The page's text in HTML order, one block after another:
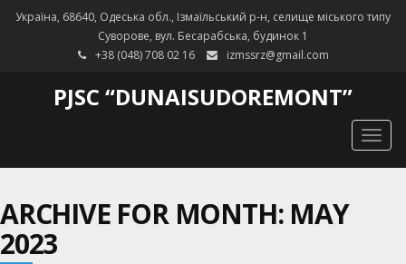
Україна, 68640, Одеська обл., Ізмаїльський р-н, селище міського типу
Суворове, вул. Бесарабська, будинок 1
+38 (048) 708 02 16
izmssrz@gmail.com
PJSC “DUNAISUDOREMONT”
ARCHIVE FOR MONTH: MAY
2023